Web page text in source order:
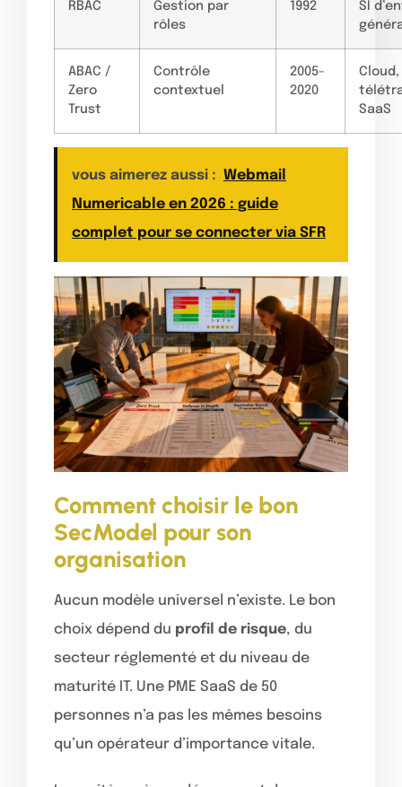
RBAC
Gestion par
rôles
1992
SI
ABAC /
Zero
Trust
Contrôle
contextuel
2005-
2020
Cloud,
SaaS
vous aimerez aussi : Webmail
Numericable en 2026 : guide
complet pour se connecter via SFR
Comment choisir le bon
SecModel pour son
organisation
Aucun modèle universel n’existe. Le bon
choix dépend du profil de risque, du
secteur réglementé et du niveau de
maturité IT. Une PME SaaS de 50
personnes n’a pas les mêmes besoins
qu’un opérateur d’importance vitale.